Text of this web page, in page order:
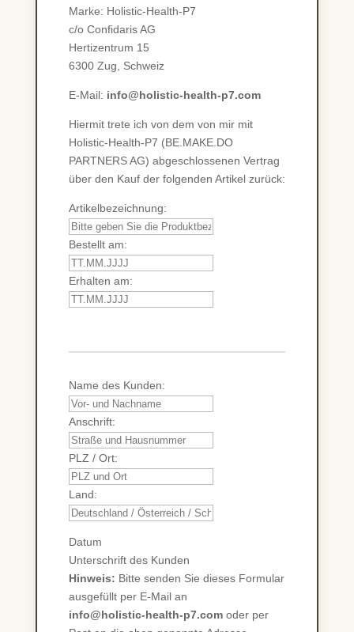
Marke: Holistic-Health-P7
c/o Confidaris AG
Hertizentrum 15
6300 Zug, Schweiz
E-Mail: info@holistic-health-p7.com
Hiermit trete ich von dem von mir mit
Holistic-Health-P7 (BE.MAKE.DO
PARTNERS AG) abgeschlossenen Vertrag
über den Kauf der folgenden Artikel zurück:
Artikelbezeichnung:
Bestellt am:
Erhalten am:
Name des Kunden:
Anschrift:
PLZ / Ort:
Land:
Datum
Unterschrift des Kunden
Hinweis: Bitte senden Sie dieses Formular
ausgefüllt per E-Mail an
info@holistic-health-p7.comoder per